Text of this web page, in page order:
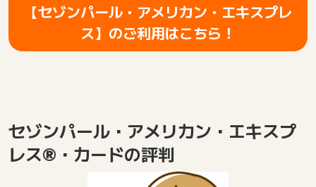
【セゾンパール・アメリカン・エキスプレ
ス】のご利用はこちら！
セゾンパール・アメリカン・エキスプ
レス®・カードの評判